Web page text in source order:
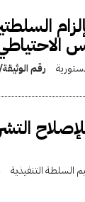
رقم
للإصلاح
السلطة التنفيذية